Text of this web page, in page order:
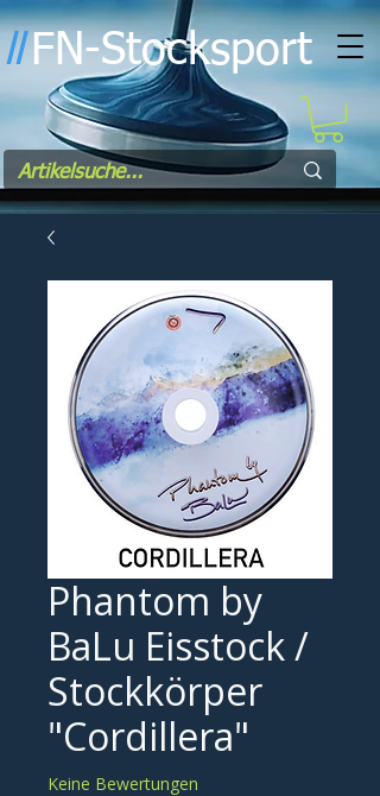
ll FN-Stocksport
Phantom by
BaLu Eisstock /
Stockkörper
"Cordillera"
Keine Bewertungen